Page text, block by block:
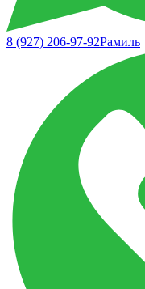
8 (927) 206-97-92Рамиль